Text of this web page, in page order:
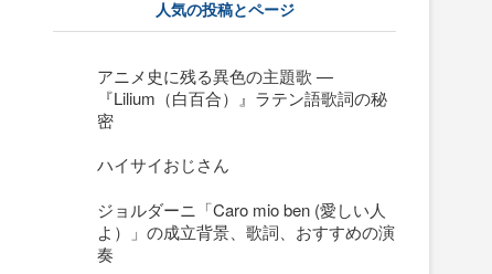
ブ
人気の投稿とページ
アニメ史に残る異色の主題歌 —
『Lilium（白百合）』ラテン語歌詞の秘
密
ハイサイおじさん
ジョルダーニ「Caro mio ben (愛しい人
よ）」の成立背景、歌詞、おすすめの演
奏